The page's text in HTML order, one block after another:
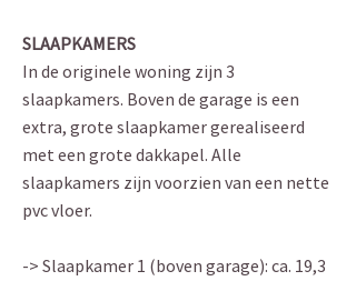
SLAAPKAMERS
In de originele woning zijn 3
slaapkamers. Boven de garage is een
extra, grote slaapkamer gerealiseerd
met een grote dakkapel. Alle
slaapkamers zijn voorzien van een nette
pvc vloer.
-> Slaapkamer 1 (boven garage): ca. 19,3